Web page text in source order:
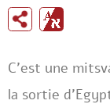
C’est une
la sortie